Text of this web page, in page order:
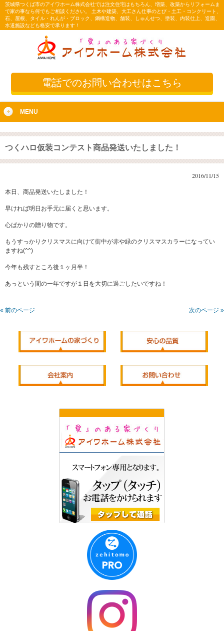
茨城県つくば市のアイワホーム株式会社では注文住宅はもちろん、増築、改築からリフォームま
で家の事なら何でもご相談ください。 土木や建築、大工さん仕事のとび・土工・コンクリート、
石、屋根、タイル・れんが・ブロック、鋼構造物、舗装、しゅんせつ、塗装、内装仕上、造園、
水道施設なども格安で承ります！
電話でのお問い合わせはこちら
MENU
つくハロ仮装コンテスト商品発送いたしました！
2016/11/15
本日、商品発送いたしました！
早ければ明日お手元に届くと思います。
心ばかりの贈り物です。
もうすっかりクリスマスに向けて街中が赤や緑のクリスマスカラーになってい
ますね(^^)
今年も残すところ後１ヶ月半！
あっという間の一年ですが１日を大切に過ごしたいですね！
« 前のページ 次のページ »